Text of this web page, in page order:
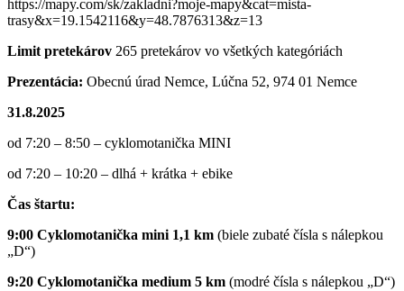
https://mapy.com/sk/zakladni?moje-mapy&cat=mista-
trasy&x=19.1542116&y=48.7876313&z=13
Limit pretekárov 265 pretekárov vo všetkých kategóriách
Prezentácia: Obecnú úrad Nemce, Lúčna 52, 974 01 Nemce
31.8.2025
od 7:20 – 8:50 – cyklomotanička MINI
od 7:20 – 10:20 – dlhá + krátka + ebike
Čas štartu:
9:00 Cyklomotanička mini 1,1 km (biele zubaté čísla s nálepkou
„D“)
9:20 Cyklomotanička medium 5 km (modré čísla s nálepkou „D“)